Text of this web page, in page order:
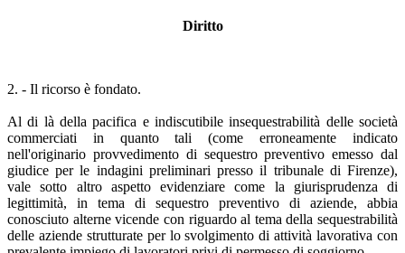
Diritto
2. - Il ricorso è fondato.
Al di là della pacifica e indiscutibile insequestrabilità delle società
commerciati in quanto tali (come erroneamente indicato
nell'originario provvedimento di sequestro preventivo emesso dal
giudice per le indagini preliminari presso il tribunale di Firenze),
vale sotto altro aspetto evidenziare come la giurisprudenza di
legittimità, in tema di sequestro preventivo di aziende, abbia
conosciuto alterne vicende con riguardo al tema della sequestrabilità
delle aziende strutturate per lo svolgimento di attività lavorativa con